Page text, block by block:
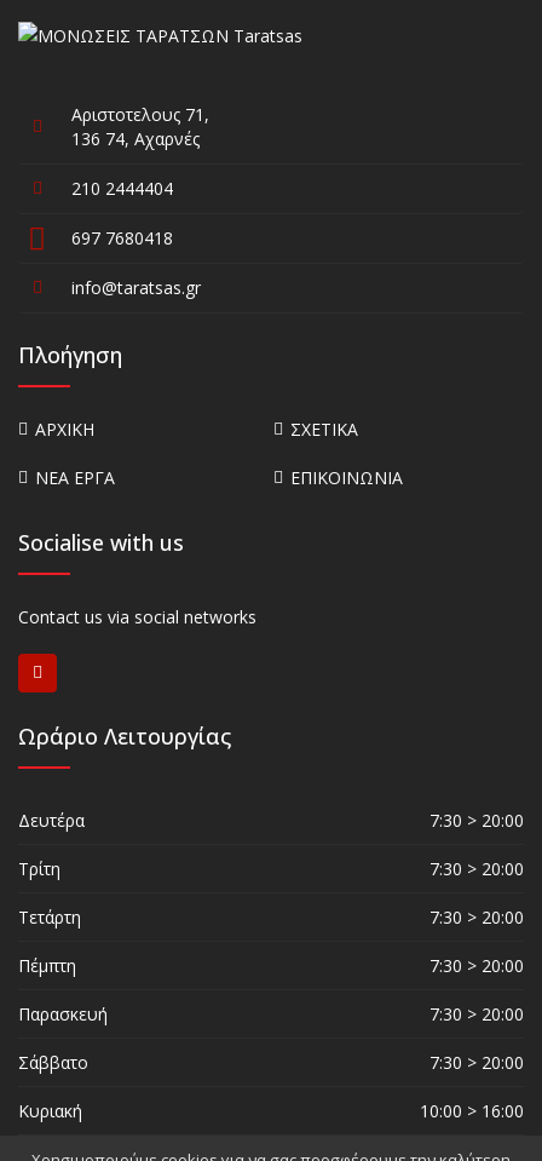
Αριστοτελους 71,
136 74, Αχαρνές
210 2444404
697 7680418
info@taratsas.gr
Πλοήγηση
ΑΡΧΙΚΗ ΣΧΕΤΙΚΑ
ΝΕΑ ΕΡΓΑ ΕΠΙΚΟΙΝΩΝΙΑ
Socialise with us
Contact us via social networks
Ωράριο Λειτουργίας
Δευτέρα 7:30 > 20:00
Τρίτη 7:30 > 20:00
Τετάρτη 7:30 > 20:00
Πέμπτη 7:30 > 20:00
Παρασκευή 7:30 > 20:00
Σάββατο 7:30 > 20:00
Κυριακή 10:00 > 16:00